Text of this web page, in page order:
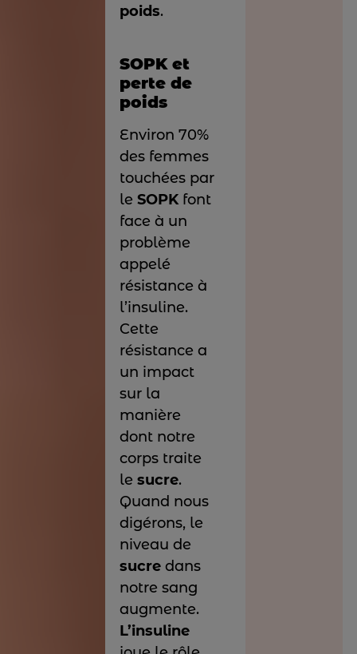
poids.
SOPK et
perte de
poids
Environ 70%
des femmes
touchées par
leSOPK font
face à un
problème
appelé
résistance à
l’insuline.
Cette
résistance a
un impact
sur la
manière
dont notre
corps traite
lesucre.
Quand nous
digérons, le
niveau de
sucre dans
notre sang
augmente.
L’insuline